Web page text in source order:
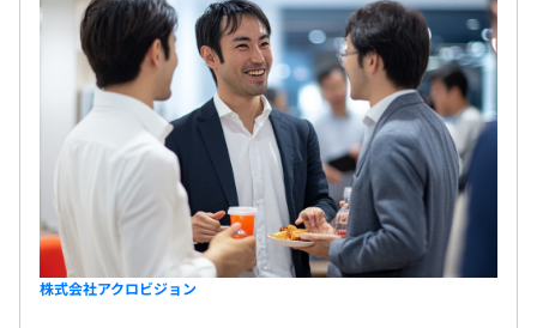
株式会社アクロビジョン